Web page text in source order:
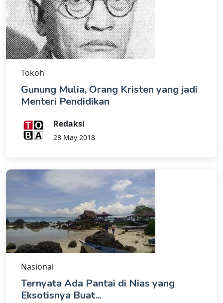
Tokoh
Gunung Mulia, Orang Kristen yang jadi
Menteri Pendidikan
Redaksi
28 May 2018
Nasional
Ternyata Ada Pantai di Nias yang
Eksotisnya Buat...